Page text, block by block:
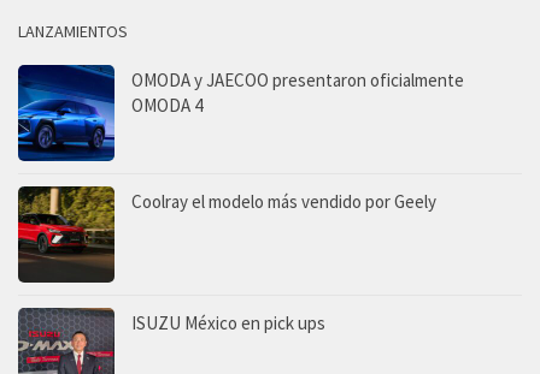
LANZAMIENTOS
OMODA y JAECOO presentaron oficialmente
OMODA 4
Coolray el modelo más vendido por Geely
ISUZU México en pick ups